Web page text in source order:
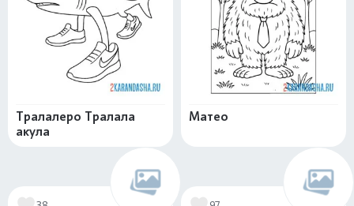
Тралалеро Тралала
акула
Матео